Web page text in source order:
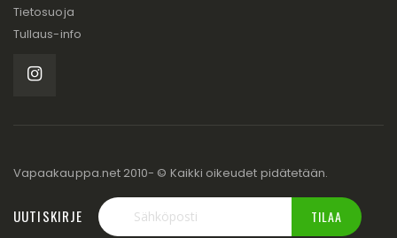
Tietosuoja
Tullaus-info
Vapaakauppa.net 2010- © Kaikki oikeudet pidätetään.
UUTISKIRJE TILAA